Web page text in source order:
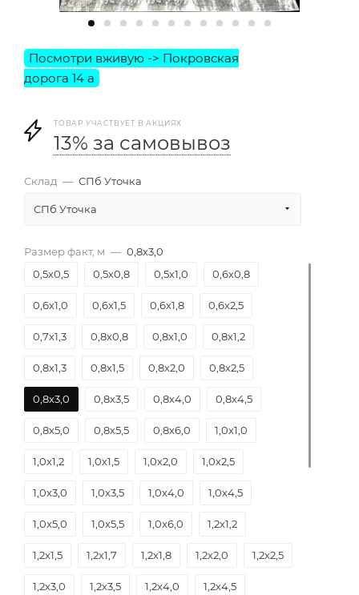
ТОВАР УЧАСТВУЕТ В АКЦИЯХ
13% за самовывоз
Склад — СПб Уточка
СПб Уточка
Размер факт, м — 0,8х3,0
0,5х0,5
0,5х0,8 0,5х1,0 0,6х0,8
0,6х1,0 0,6х1,5 0,6х1,8 0,6х2,5
0,7х1,3 0,8х0,8 0,8х1,0 0,8х1,2
0,8х1,3 0,8х1,5 0,8х2,0 0,8х2,5
0,8х3,0 0,8х3,5 0,8х4,0 0,8х4,5
0,8х5,0 0,8х5,5 0,8х6,0 1,0х1,0
1,0х1,2 1,0х1,5 1,0х2,0 1,0х2,5
1,0х3,0 1,0х3,5 1,0х4,0 1,0х4,5
1,0х5,0 1,0х5,5 1,0х6,0 1,2х1,2
1,2х1,5 1,2х1,7 1,2х1,8 1,2х2,0 1,2х2,5
1,2х3,0 1,2х3,5 1,2х4,0 1,2х4,5